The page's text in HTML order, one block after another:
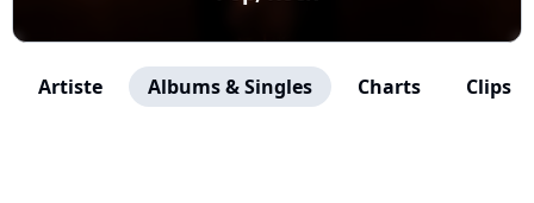
Artiste Albums & Singles Charts Clips